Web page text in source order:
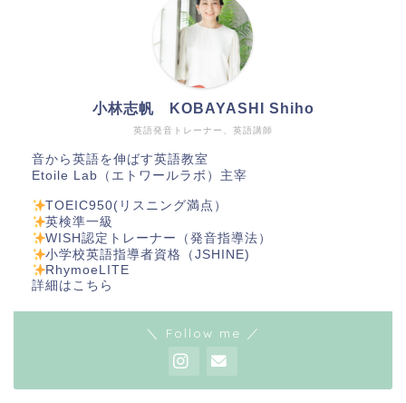
英語発音トレーナー、英語講師
小林志帆 KOBAYASHI Shiho
音から英語を伸ばす英語教室
Etoile Lab（エトワールラボ）主宰
TOEIC950(リスニング満点）
英検準一級
WISH認定トレーナー（発音指導法）
小学校英語指導者資格（JSHINE)
RhymoeLITE
詳細は こちら
＼ Follow me ／